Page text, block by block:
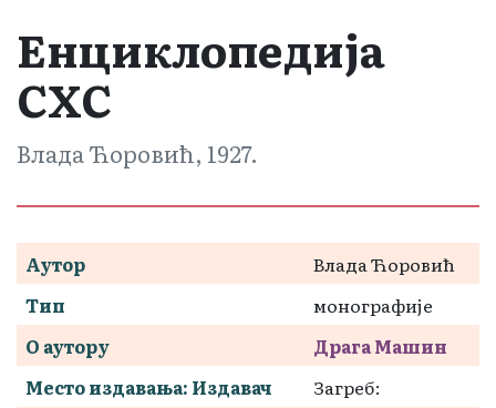
Енциклопедија
СХС
Влада Ћоровић, 1927.
Аутор
Влада Ћоровић
Тип
монографије
О аутору
Драга Машин
Место издавања: Издавач
Загреб: